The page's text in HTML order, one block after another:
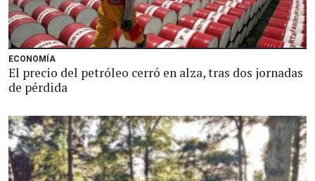
ECONOMÍA
El precio del petróleo cerró en alza, tras dos jornadas
de pérdida